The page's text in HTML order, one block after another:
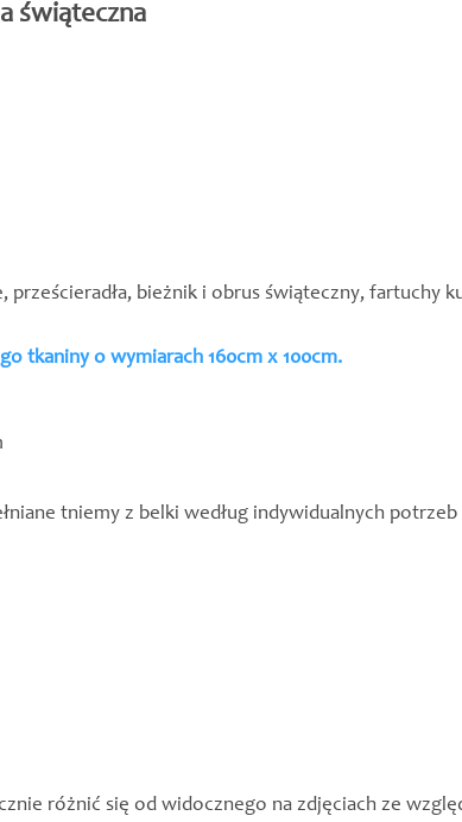
świąteczna
prześcieradła, bieżnik i obrus świąteczny, fartuchy
tkaniny o wymiarach 160cm x 100cm.
tniemy z belki według indywidualnych
różnić się od widocznego na zdjęciach ze